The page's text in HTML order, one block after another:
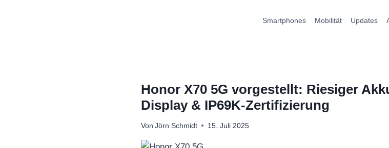
Smartphones Mobilität Updates
Honor X70 5G vorgestellt: Riesiger
Display & IP69K-Zertifizierung
Von Jörn Schmidt 15. Juli 2025